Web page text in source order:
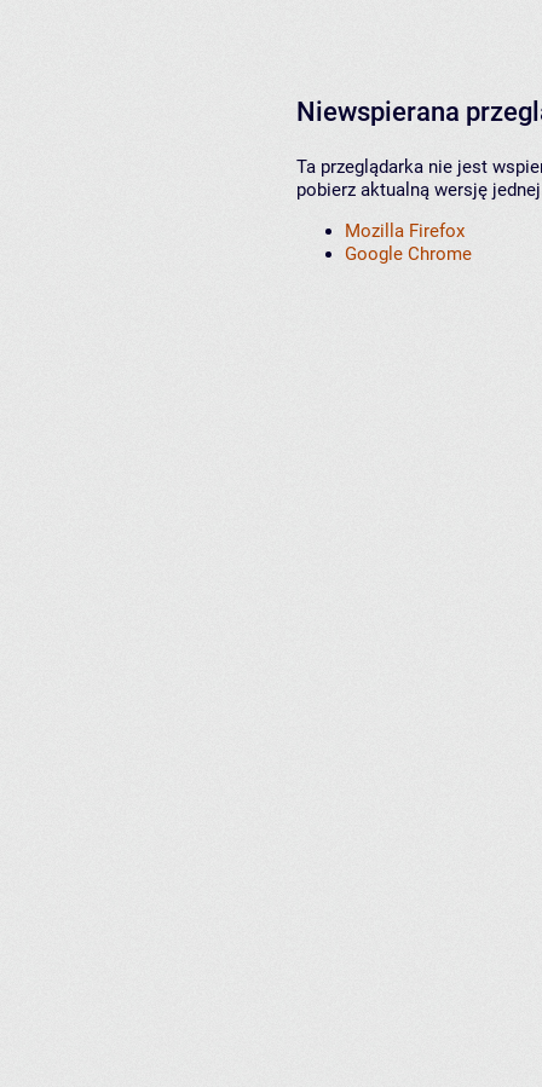
Niewspierana
Ta przeglądarka nie jest
pobierz aktualną wersję
Mozilla Firefox
Google Chrome